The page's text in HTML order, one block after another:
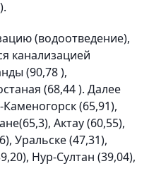
(водоотведение),
канализацией
(90,78 ),
(68,44 ). Далее
(65,91),
Актау (60,55),
Уральске (47,31),
Нур-Султан (39,04),